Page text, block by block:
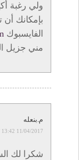
ولي رغبة
بإمكانك
الفايسبوك
مني جزيل
م.بنعله
11/04/2017 AT 13:42
شكرا لك